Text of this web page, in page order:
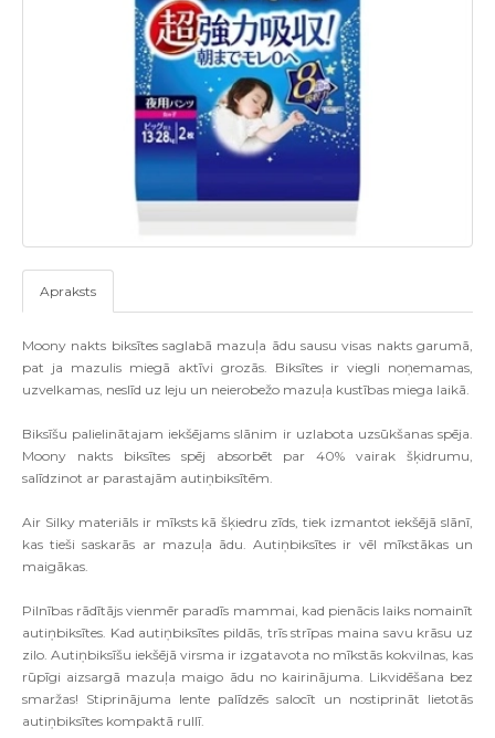
Apraksts
Moony nakts biksītes saglabā mazuļa ādu sausu visas nakts garumā,
pat ja mazulis miegā aktīvi grozās. Biksītes ir viegli noņemamas,
uzvelkamas, neslīd uz leju un neierobežo mazuļa kustības miega laikā.
Biksīšu palielinātajam iekšējams slānim ir uzlabota uzsūkšanas spēja.
Moony nakts biksītes spēj absorbēt par 40% vairak šķidrumu,
salīdzinot ar parastajām autiņbiksītēm.
Air Silky materiāls ir mīksts kā šķiedru zīds, tiek izmantot iekšējā slānī,
kas tieši saskarās ar mazuļa ādu. Autiņbiksītes ir vēl mīkstākas un
maigākas.
Pilnības rādītājs vienmēr paradīs mammai, kad pienācis laiks nomainīt
autiņbiksītes. Kad autiņbiksītes pildās, trīs strīpas maina savu krāsu uz
zilo. Autiņbiksīšu iekšējā virsma ir izgatavota no mīkstās kokvilnas, kas
rūpīgi aizsargā mazuļa maigo ādu no kairinājuma. Likvidēšana bez
smaržas! Stiprinājuma lente palīdzēs salocīt un nostiprināt lietotās
autiņbiksītes kompaktā rullī.